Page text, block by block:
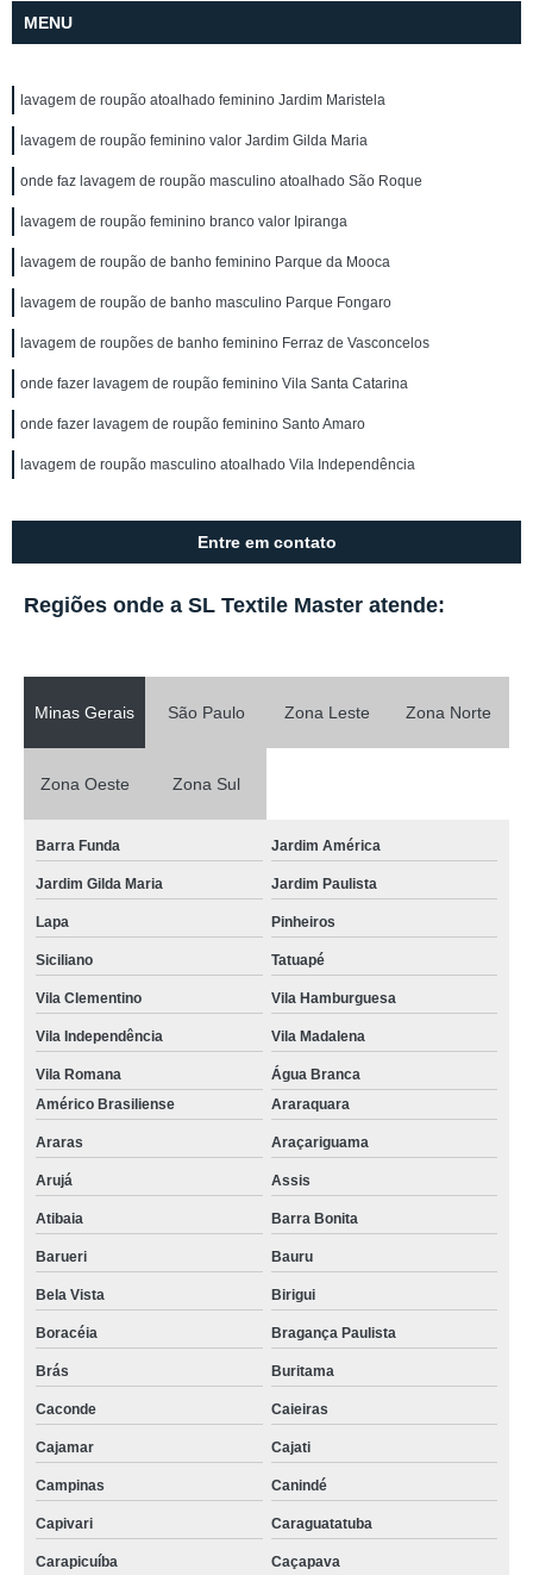
MENU
lavagem de roupão atoalhado feminino Jardim Maristela
lavagem de roupão feminino valor Jardim Gilda Maria
onde faz lavagem de roupão masculino atoalhado São Roque
lavagem de roupão feminino branco valor Ipiranga
lavagem de roupão de banho feminino Parque da Mooca
lavagem de roupão de banho masculino Parque Fongaro
lavagem de roupões de banho feminino Ferraz de Vasconcelos
onde fazer lavagem de roupão feminino Vila Santa Catarina
onde fazer lavagem de roupão feminino Santo Amaro
lavagem de roupão masculino atoalhado Vila Independência
Entre em contato
Regiões onde a SL Textile Master atende:
Minas Gerais São Paulo Zona Leste Zona Norte
Zona Oeste Zona Sul
Barra Funda Jardim América
Jardim Gilda Maria Jardim Paulista
Lapa Pinheiros
Siciliano Tatuapé
Vila Clementino Vila Hamburguesa
Vila Independência Vila Madalena
Vila Romana
Água Branca
Américo Brasiliense
Araraquara
Araras Araçariguama
Arujá Assis
Atibaia Barra Bonita
Barueri Bauru
Bela Vista Birigui
Boracéia Bragança Paulista
Brás Buritama
Caconde Caieiras
Cajamar Cajati
Campinas Canindé
Capivari Caraguatatuba
Carapicuíba Caçapava